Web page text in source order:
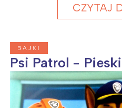
CZYTAJ
BAJKI
Psi Patrol -